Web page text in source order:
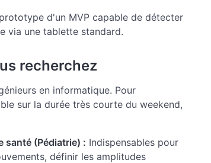
d'un MVP capable de détecter
via une tablette standard.
recherchez
en informatique. Pour
sur la durée très courte du weekend,
santé (Pédiatrie) : Indispensables pour
définir les amplitudes